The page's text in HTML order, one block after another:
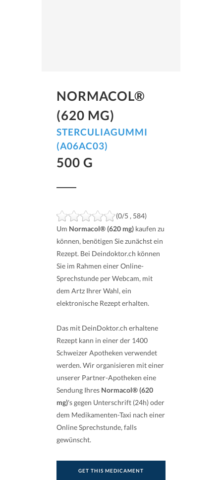
NORMACOL®
(620 MG)
STERCULIAGUMMI
(A06AC03)
500 G
(0/5 , 584)
Um Normacol® (620 mg) kaufen zu
können, benötigen Sie zunächst ein
Rezept. Bei Deindoktor.ch können
Sie im Rahmen einer Online-
Sprechstunde per Webcam, mit
dem Artz Ihrer Wahl, ein
elektronische Rezept erhalten.
Das mit DeinDoktor.ch erhaltene
Rezept kann in einer der 1400
Schweizer Apotheken verwendet
werden. Wir organisieren mit einer
unserer Partner-Apotheken eine
Sendung Ihres Normacol® (620
mg)'s gegen Unterschrift (24h) oder
dem Medikamenten-Taxi nach einer
Online Sprechstunde, falls
gewünscht.
GET THIS MEDICAMENT